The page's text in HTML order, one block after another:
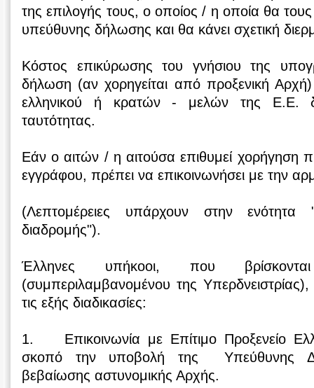
της επιλογής τους, ο οποίος / η οποία θα
υπεύθυνης δήλωσης και θα κάνει σχετική
Κόστος επικύρωσης του γνήσιου της
δήλωση (αν χορηγείται από προξενική
ελληνικού ή κρατών - μελών της Ε.Ε.
ταυτότητας.
Εάν ο αιτών / η αιτούσα επιθυμεί χορήγηση
εγγράφου, πρέπει να επικοινωνήσει με την
(Λεπτομέρειες υπάρχουν στην ενότητα
διαδρομής").
Έλληνες υπήκοοι, που
(συμπεριλαμβανομένου της
τις εξής διαδικασίες:
1. Επικοινωνία με Επίτιμο Προξενείο
σκοπό την υποβολή της Υπεύθυνης
βεβαίωσης αστυνομικής Αρχής.